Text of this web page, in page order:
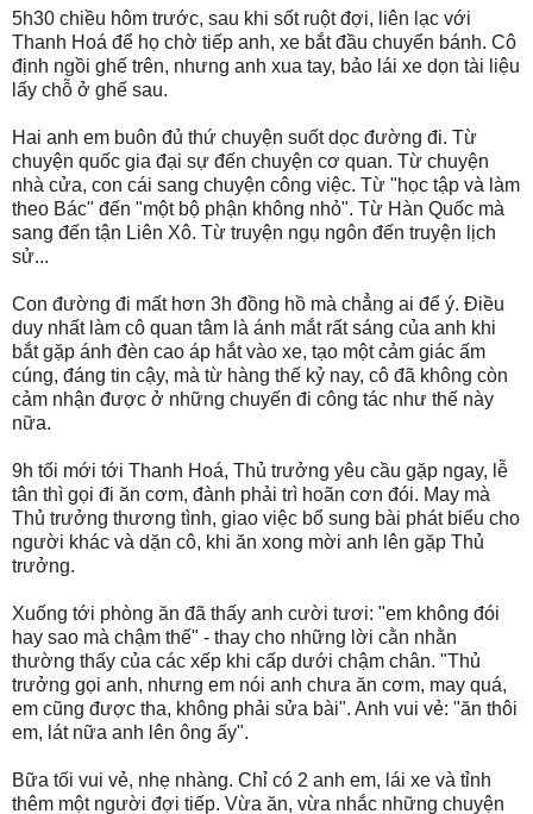
5h30 chiều hôm trước, sau khi sốt ruột đợi, liên lạc với
Thanh Hoá để họ chờ tiếp anh, xe bắt đầu chuyển bánh. Cô
định ngồi ghế trên, nhưng anh xua tay, bảo lái xe dọn tài liệu
lấy chỗ ở ghế sau.
Hai anh em buôn đủ thứ chuyện suốt dọc đường đi. Từ
chuyện quốc gia đại sự đến chuyện cơ quan. Từ chuyện
nhà cửa, con cái sang chuyện công việc. Từ "học tập và làm
theo Bác" đến "một bộ phận không nhỏ". Từ Hàn Quốc mà
sang đến tận Liên Xô. Từ truyện ngụ ngôn đến truyện lịch
sử...
Con đường đi mất hơn 3h đồng hồ mà chẳng ai để ý. Điều
duy nhất làm cô quan tâm là ánh mắt rất sáng của anh khi
bắt gặp ánh đèn cao áp hắt vào xe, tạo một cảm giác ấm
cúng, đáng tin cậy, mà từ hàng thế kỷ nay, cô đã không còn
cảm nhận được ở những chuyến đi công tác như thế này
nữa.
9h tối mới tới Thanh Hoá, Thủ trưởng yêu cầu gặp ngay, lễ
tân thì gọi đi ăn cơm, đành phải trì hoãn cơn đói. May mà
Thủ trưởng thương tình, giao việc bổ sung bài phát biểu cho
người khác và dặn cô, khi ăn xong mời anh lên gặp Thủ
trưởng.
Xuống tới phòng ăn đã thấy anh cười tươi: "em không đói
hay sao mà chậm thế" - thay cho những lời cằn nhằn
thường thấy của các xếp khi cấp dưới chậm chân. "Thủ
trưởng gọi anh, nhưng em nói anh chưa ăn cơm, may quá,
em cũng được tha, không phải sửa bài". Anh vui vẻ: "ăn thôi
em, lát nữa anh lên ông ấy".
Bữa tối vui vẻ, nhẹ nhàng. Chỉ có 2 anh em, lái xe và tỉnh
thêm một người đợi tiếp. Vừa ăn, vừa nhắc những chuyện